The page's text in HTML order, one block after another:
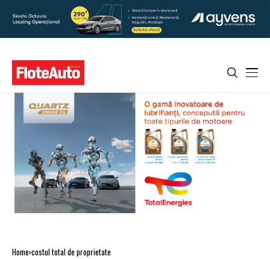
Home costul total de proprietate